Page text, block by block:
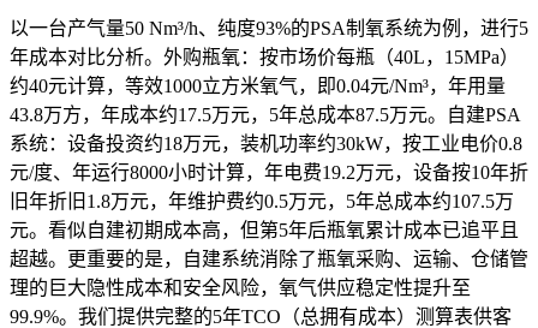
以一台产气量50 Nm³/h、纯度93%的PSA制氧系统为例，进行5
年成本对比分析。外购瓶氧：按市场价每瓶（40L，15MPa）
约40元计算，等效1000立方米氧气，即0.04元/Nm³，年用量
43.8万方，年成本约17.5万元，5年总成本87.5万元。自建PSA
系统：设备投资约18万元，装机功率约30kW，按工业电价0.8
元/度、年运行8000小时计算，年电费19.2万元，设备按10年折
旧年折旧1.8万元，年维护费约0.5万元，5年总成本约107.5万
元。看似自建初期成本高，但第5年后瓶氧累计成本已追平且
超越。更重要的是，自建系统消除了瓶氧采购、运输、仓储管
理的巨大隐性成本和安全风险，氧气供应稳定性提升至
99.9%。我们提供完整的5年TCO（总拥有成本）测算表供客